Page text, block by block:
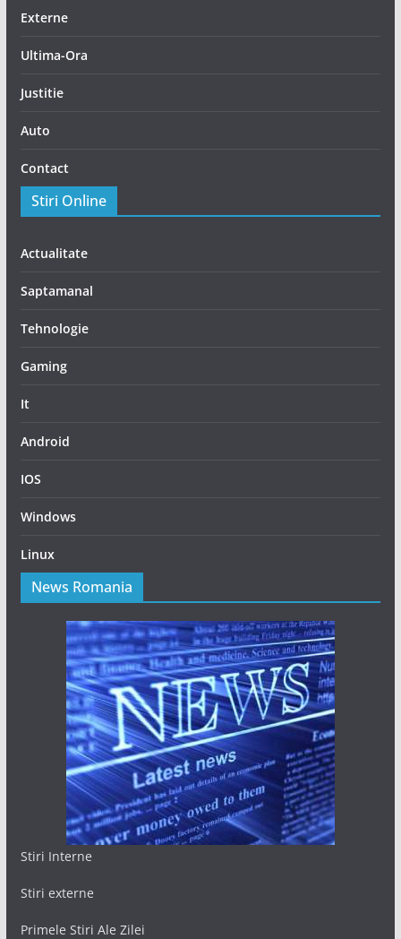
Externe
Ultima-Ora
Justitie
Auto
Contact
Stiri Online
Actualitate
Saptamanal
Tehnologie
Gaming
It
Android
IOS
Windows
Linux
News Romania
Stiri Interne
Stiri externe
Primele Stiri Ale Zilei